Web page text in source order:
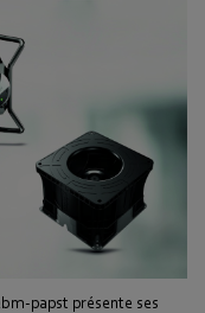
papst présente ses